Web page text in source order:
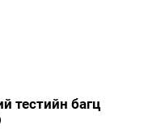
тестийн багц